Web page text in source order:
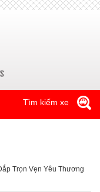
Tìm kiếm xe
Trọn Vẹn Yêu Thương